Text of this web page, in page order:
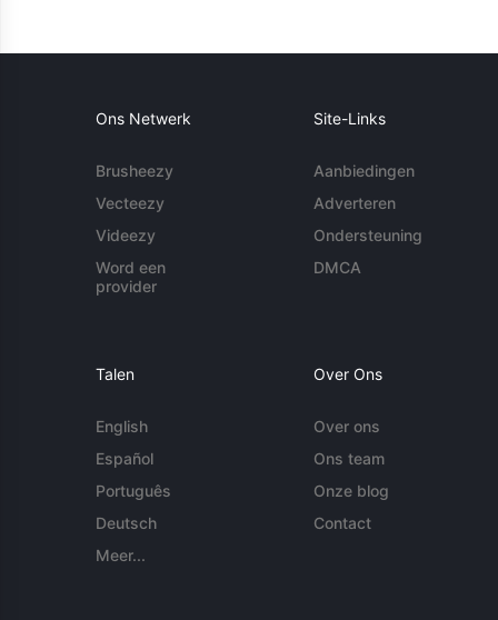
Ons Netwerk
Brusheezy
Vecteezy
Videezy
Word een
provider
Site-Links
Aanbiedingen
Adverteren
Ondersteuning
DMCA
Talen
English
Español
Português
Deutsch
Meer...
Over Ons
Over ons
Ons team
Onze blog
Contact